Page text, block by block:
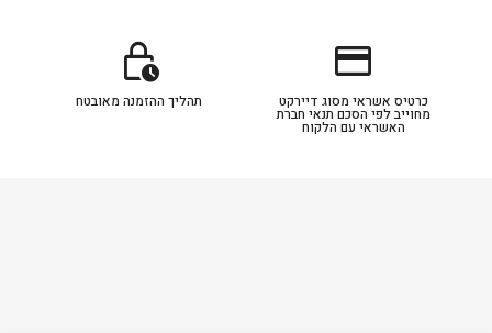
credit_card
כרטיס אשראי מסוג דיירקט
מחוייב לפי הסכם תנאי חברת
האשראי עם הלקוח
lock_clock
תהליך ההזמנה מאובטח